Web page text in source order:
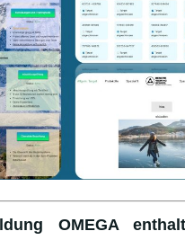
OMEGA